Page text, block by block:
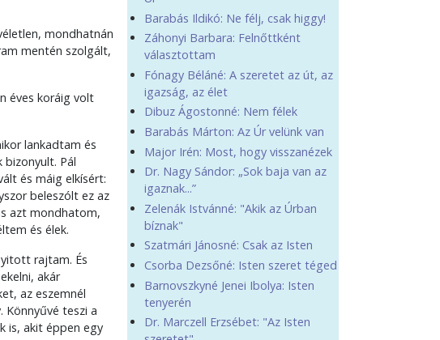
mondhatnán
mentén szolgált,
éves koráig volt
lankadtam és
Pál
és máig elkísért:
beleszólt ez az
azt mondhatom,
és élek.
rajtam. És
akár
az eszemnél
teszi a
is, akit éppen egy
Barabás Ildikó: Ne félj, csak higgy!
Záhonyi Barbara: Felnőttként
választottam
Fónagy Béláné: A szeretet az út, az
igazság, az élet
Dibuz Ágostonné: Nem félek
Barabás Márton: Az Úr velünk van
Major Irén: Most, hogy visszanézek
Dr. Nagy Sándor: „Sok baja van az
igaznak...”
Zelenák Istvánné: "Akik az Úrban
bíznak"
Szatmári Jánosné: Csak az Isten
Csorba Dezsőné: Isten szeret téged
Barnovszkyné Jenei Ibolya: Isten
tenyerén
Dr. Marczell Erzsébet: "Az Isten